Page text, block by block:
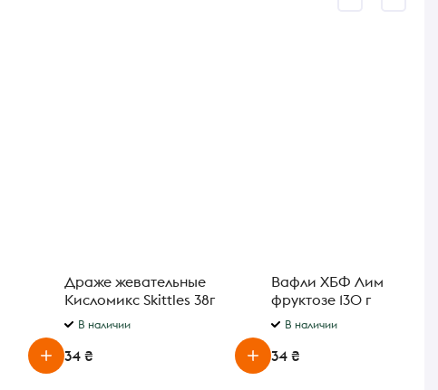
Драже жевательные
Кисломикс Skittles 38г
В наличии
34 ₴
Вафли ХБФ Лимончик на
фруктозе 130 г
В наличии
34 ₴